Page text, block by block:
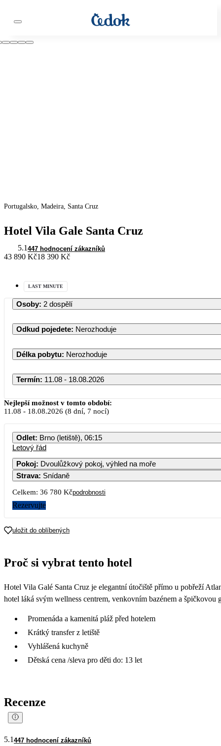
Portugalsko, Madeira, Santa Cruz
Hotel Vila Gale Santa Cruz
5.1 447 hodnocení zákazníků
43 890 Kč18 390 Kč
LAST MINUTE
Osoby: 2 dospělí
Odkud pojedete: Nerozhoduje
Délka pobytu: Nerozhoduje
Termín: 11.08 - 18.08.2026
Nejlepší možnost v tomto období:
11.08 - 18.08.2026 (8 dní, 7 nocí)
Odlet: Brno (letiště), 06:15
Letový řád
Pokoj: Dvoulůžkový pokoj, výhled na moře
Strava: Snídaně
Celkem: 36 780 Kčpodrobnosti
Rezervujte
uložit do oblíbených
Proč si vybrat tento hotel
Hotel Vila Galé Santa Cruz je elegantní útočiště přímo u pobřeží
hotel láká svým wellness centrem, venkovním bazénem a
Promenáda a kamenitá pláž před hotelem
Krátký transfer z letiště
Vyhlášená kuchyně
Dětská cena /sleva pro děti do: 13 let
Recenze
5.1 447 hodnocení zákazníků